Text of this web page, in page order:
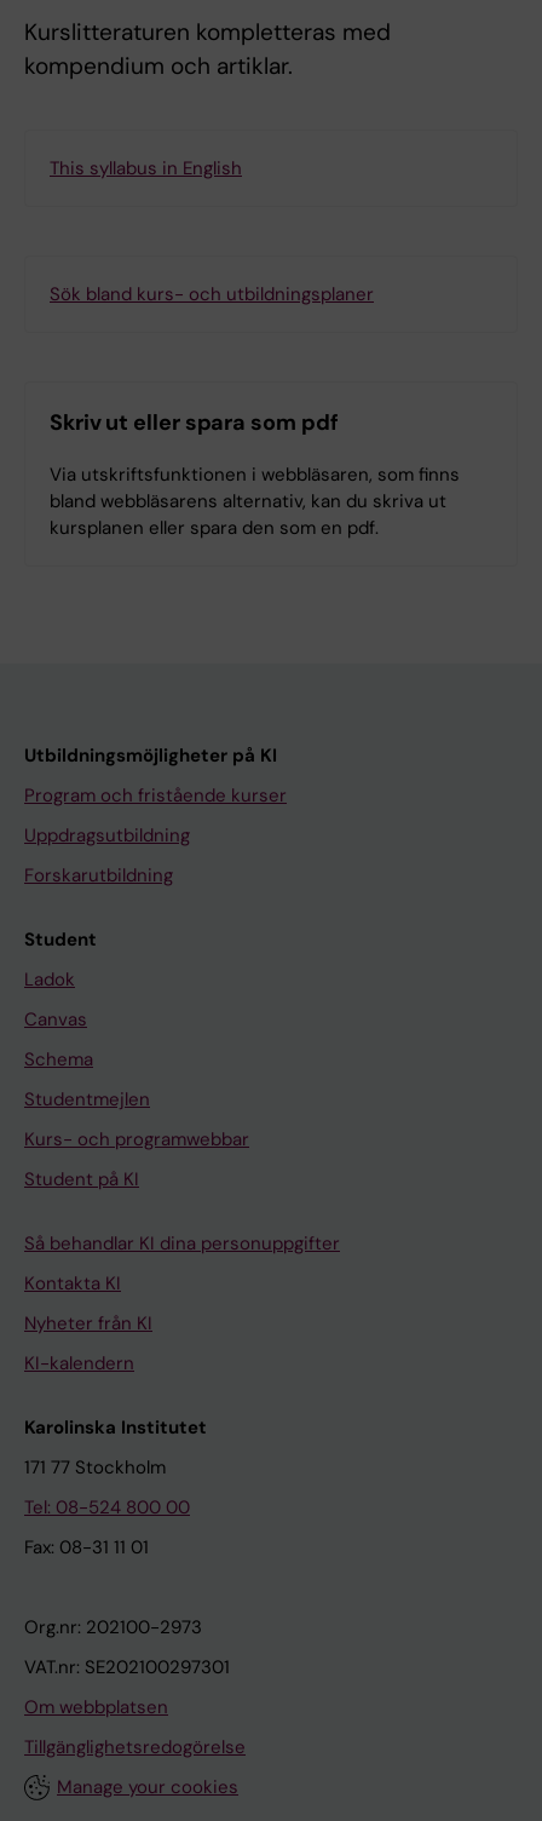
Kurslitteraturen kompletteras med
kompendium och artiklar.
This syllabus in English
Sök bland kurs- och utbildningsplaner
Skriv ut eller spara som pdf
Via utskriftsfunktionen i webbläsaren, som finns
bland webbläsarens alternativ, kan du skriva ut
kursplanen eller spara den som en pdf.
Utbildningsmöjligheter på KI
Program och fristående kurser
Uppdragsutbildning
Forskarutbildning
Student
Ladok
Canvas
Schema
Studentmejlen
Kurs- och programwebbar
Student på KI
Så behandlar KI dina personuppgifter
Kontakta KI
Nyheter från KI
KI-kalendern
Karolinska Institutet
171 77 Stockholm
Tel: 08-524 800 00
Fax: 08-31 11 01
Org.nr: 202100-2973
VAT.nr: SE202100297301
Om webbplatsen
Tillgänglighetsredogörelse
Manage your cookies